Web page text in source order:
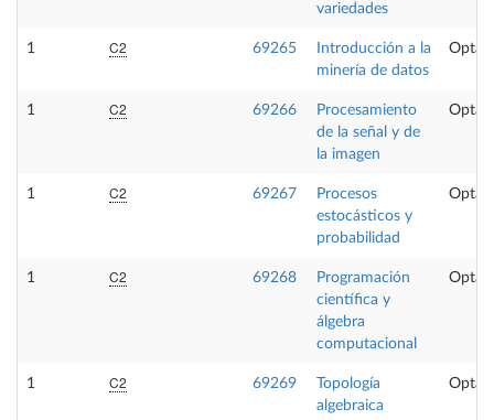
variedades
1 C2 69265
Introducción a la
minería de datos
1 C2 69266
Procesamiento
de la señal y de
la imagen
1 C2 69267
Procesos
estocásticos y
probabilidad
1 C2 69268
Programación
científica y
álgebra
computacional
1 C2 69269
Topología
algebraica